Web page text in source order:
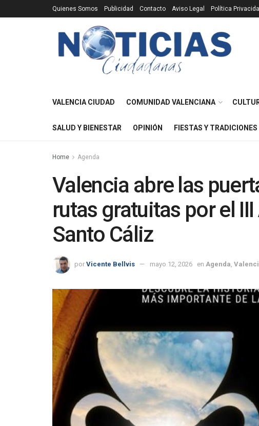
Quienes Somos Publicidad Contacto Aviso Legal Política
VALENCIA CIUDAD COMUNIDAD VALENCIANA
SALUD Y BIENESTAR OPINIÓN FIESTAS Y TRADICIONES
Home Agenda
Valencia abre las
rutas gratuitas por el
Santo Cáliz
por Vicente Bellvis mayo 12, 2026 en Agenda